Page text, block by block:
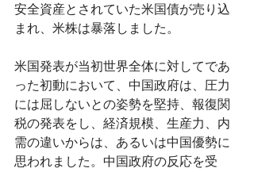
安全資産とされていた米国債が売り込
まれ、米株は暴落しました。
米国発表が当初世界全体に対してであ
った初動において、中国政府は、圧力
には屈しないとの姿勢を堅持、報復関
税の発表をし、経済規模、生産力、内
需の違いからは、あるいは中国優勢に
思われました。中国政府の反応を受